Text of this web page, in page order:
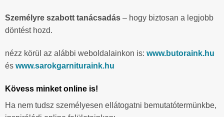
Személyre szabott tanácsadás – hogy biztosan a legjobb
döntést hozd.
nézz körül az alábbi weboldalainkon is: www.butoraink.hu
és www.sarokgarnituraink.hu
Kövess minket online is!
Ha nem tudsz személyesen ellátogatni bemutatótermünkbe,